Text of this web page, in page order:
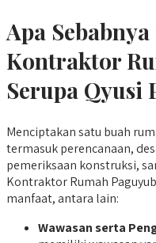
Apa
Kontraktor
Serupa Qyusi
Menciptakan satu buah
termasuk perencanaan,
pemeriksaan konstruksi,
Kontraktor Rumah
manfaat, antara lain:
Wawasan serta